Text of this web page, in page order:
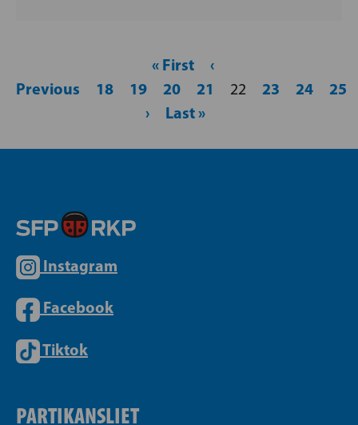
« First
‹
Previous
18 19 20 21 22 23 24
25
›
Last »
Instagram
Facebook
Tiktok
PARTIKANSLIET